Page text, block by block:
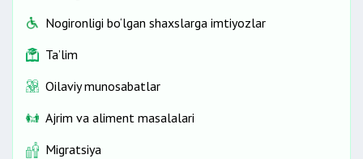
Nogironligi bo‘lgan shaxslarga imtiyozlar
Ta’lim
Oilaviy munosabatlar
Ajrim va aliment masalalari
Migratsiya